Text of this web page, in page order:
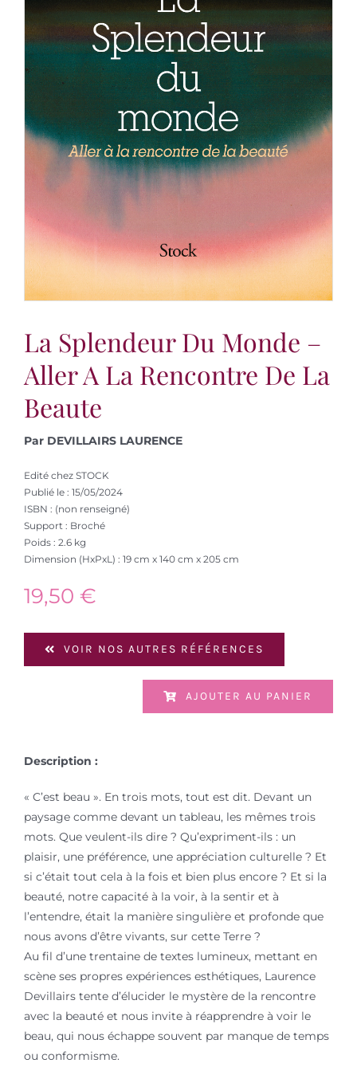
La Splendeur Du Monde –
Aller A La Rencontre De La
Beaute
Par DEVILLAIRS LAURENCE
Edité chez STOCK
Publié le : 15/05/2024
ISBN : (non renseigné)
Support : Broché
Poids : 2.6 kg
Dimension (HxPxL) : 19 cm x 140 cm x 205 cm
19,50 €
VOIR NOS AUTRES RÉFÉRENCES
AJOUTER AU PANIER
Description :
« C’est beau ». En trois mots, tout est dit. Devant un
paysage comme devant un tableau, les mêmes trois
mots. Que veulent-ils dire ? Qu’expriment-ils : un
plaisir, une préférence, une appréciation culturelle ? Et
si c’était tout cela à la fois et bien plus encore ? Et si la
beauté, notre capacité à la voir, à la sentir et à
l’entendre, était la manière singulière et profonde que
nous avons d’être vivants, sur cette Terre ?
Au fil d’une trentaine de textes lumineux, mettant en
scène ses propres expériences esthétiques, Laurence
Devillairs tente d’élucider le mystère de la rencontre
avec la beauté et nous invite à réapprendre à voir le
beau, qui nous échappe souvent par manque de temps
ou conformisme.